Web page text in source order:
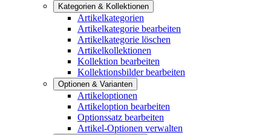
Kategorien & Kollektionen
Artikelkategorien
Artikelkategorie bearbeiten
Artikelkategorie löschen
Artikelkollektionen
Kollektion bearbeiten
Kollektionsbilder bearbeiten
Optionen & Varianten
Artikeloptionen
Artikeloption bearbeiten
Optionssatz bearbeiten
Artikel-Optionen verwalten